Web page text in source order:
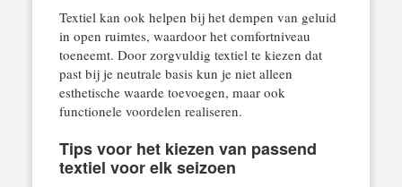
Textiel kan ook helpen bij het dempen van geluid
in open ruimtes, waardoor het comfortniveau
toeneemt. Door zorgvuldig textiel te kiezen dat
past bij je neutrale basis kun je niet alleen
esthetische waarde toevoegen, maar ook
functionele voordelen realiseren.
Tips voor het kiezen van passend
textiel voor elk seizoen